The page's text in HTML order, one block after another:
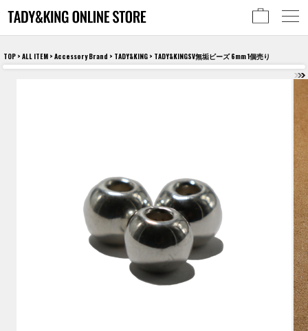
TOP > ALL ITEM > Accessory Brand > TADY&KING > TADY&KINGSV無垢ビーズ 6mm 1個売り